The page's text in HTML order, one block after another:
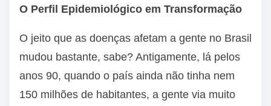
O Perfil Epidemiológico em Transformação
O jeito que as doenças afetam a gente no Brasil
mudou bastante, sabe? Antigamente, lá pelos
anos 90, quando o país ainda não tinha nem
150 milhões de habitantes, a gente via muito